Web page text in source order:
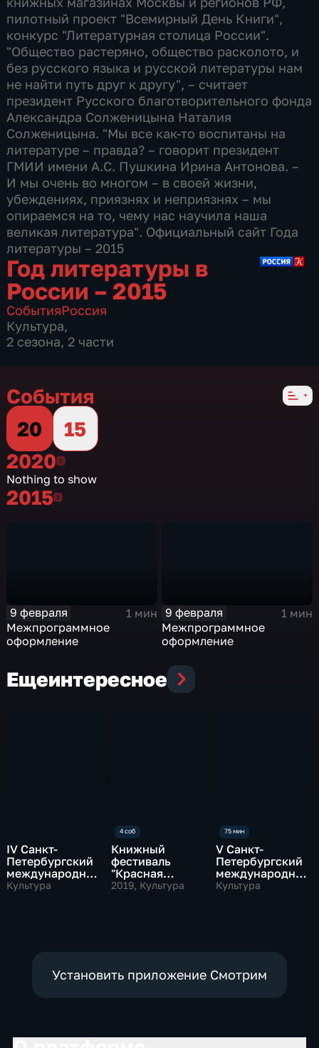
пилотный проект "Всемирный День Книги",
конкурс "Литературная столица России".
"Общество растеряно, общество расколото, и
без русского языка и русской литературы нам
не найти путь друг к другу", – считает
президент Русского благотворительного фонда
Александра Солженицына Наталия
Солженицына. "Мы все как-то воспитаны на
литературе – правда? – говорит президент
ГМИИ имени А.С. Пушкина Ирина Антонова. –
И мы очень во многом – в своей жизни,
убеждениях, приязнях и неприязнях – мы
опираемся на то, чему нас научила наша
великая литература". Официальный сайт Года
литературы – 2015
Год литературы в
России – 2015
СобытияРоссия
Культура,
2 сезона, 2 части
События
20
15
20202020
Nothing to show
20152015
9 февраля
1 мин
Межпрограммное
оформление
9 февраля
1 мин
Межпрограммное
оформление
Ещеинтересное
IV Санкт-
Петербургский
международный
культурный
Культура
Книжный
фестиваль
"Красная
площадь"
2019, Культура
V Санкт-
Петербургский
международный
культурный
Культура
Установить приложение Смотрим